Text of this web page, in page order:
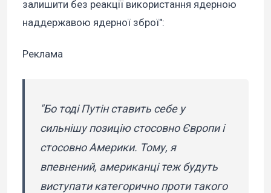
залишити без реакції використання ядерною
наддержавою ядерної зброї":
Реклама
"Бо тоді Путін ставить себе у
сильнішу позицію стосовно Європи і
стосовно Америки. Тому, я
впевнений, американці теж будуть
виступати категорично проти такого